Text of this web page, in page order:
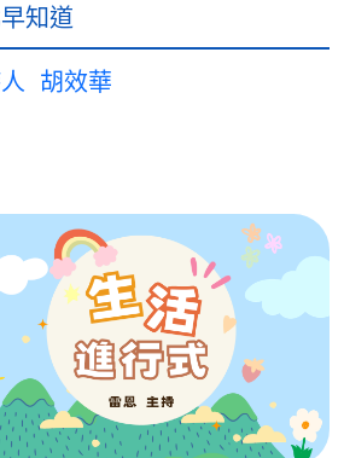
知道
胡效華